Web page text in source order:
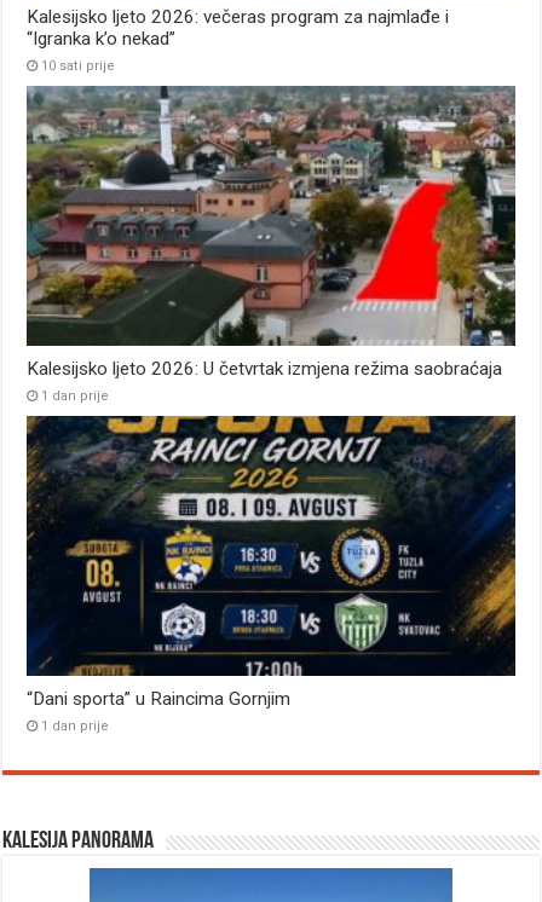
Kalesijsko ljeto 2026: večeras program za najmlađe i
“Igranka k’o nekad”
10 sati prije
Kalesijsko ljeto 2026: U četvrtak izmjena režima saobraćaja
1 dan prije
“Dani sporta” u Raincima Gornjim
1 dan prije
Kalesija panorama